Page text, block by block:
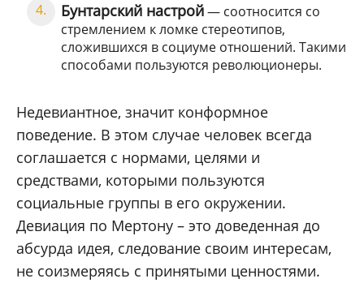
Бунтарский настрой— соотносится со
стремлением к ломке стереотипов,
сложившихся в социуме отношений. Такими
способами пользуются революционеры.
Недевиантное, значит конформное
поведение. В этом случае человек всегда
соглашается с нормами, целями и
средствами, которыми пользуются
социальные группы в его окружении.
Девиация по Мертону – это доведенная до
абсурда идея, следование своим интересам,
не соизмеряясь с принятыми ценностями.